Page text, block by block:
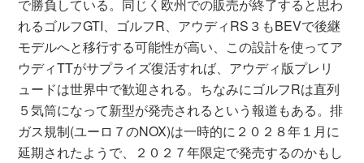
で勝負している。同じく欧州での販売が終了すると思わ
れるゴルフGTI、ゴルフR、アウディRS３もBEVで後継
モデルへと移行する可能性が高い、この設計を使ってア
ウディTTがサプライズ復活すれば、アウディ版プレリ
ュードは世界中で歓迎される。ちなみにゴルフRは直列
５気筒になって新型が発売されるという報道もある。排
ガス規制(ユーロ７のNOX)は一時的に２０２８年１月に
延期されたようで、２０２７年限定で発売するのかもし